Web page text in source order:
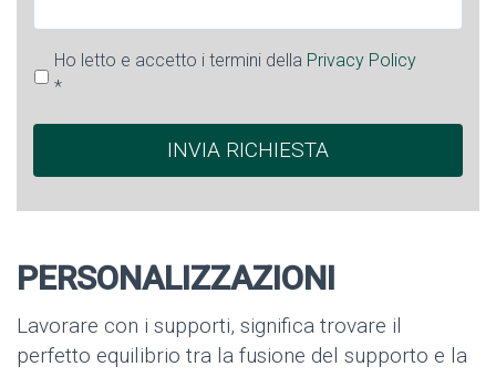
Ho letto e accetto i termini della Privacy Policy
*
PERSONALIZZAZIONI
Lavorare con i supporti, significa trovare il
perfetto equilibrio tra la fusione del supporto e la